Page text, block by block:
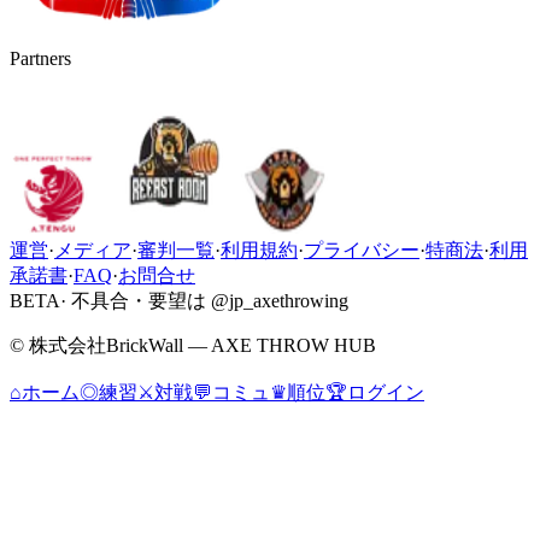
Partners
運営· メディア·審判一覧·利用規約·プライバシー·特商法·利用
承諾書·FAQ·お問合せ
BETA· 不具合・要望は @jp_axethrowing
© 株式会社BrickWall — AXE THROW HUB
⌂ホーム◎練習⚔対戦💬 コミュ ♛順位🏆 ログイン